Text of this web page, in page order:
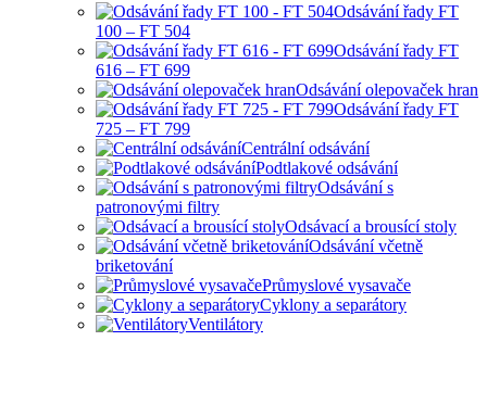
Odsávání řady FT
100 – FT 504
Odsávání řady FT
616 – FT 699
Odsávání olepovaček hran
Odsávání řady FT
725 – FT 799
Centrální odsávání
Podtlakové odsávání
Odsávání s
patronovými filtry
Odsávací a brousící stoly
Odsávání včetně
briketování
Průmyslové vysavače
Cyklony a separátory
Ventilátory